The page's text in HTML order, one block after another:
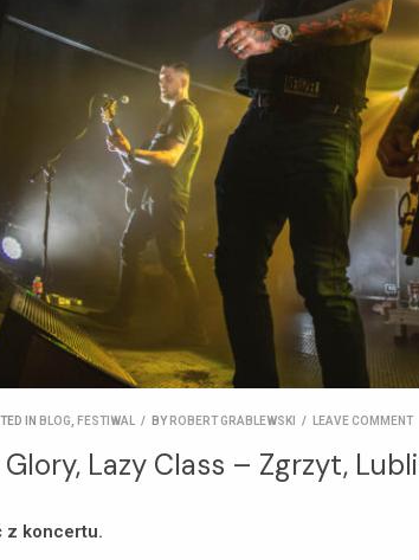
IN BLOG FESTIWAL / BY ROBERT GRABLEWSKI / LEAVE COMMENT
Lazy Class – Zgrzyt,
z koncertu.